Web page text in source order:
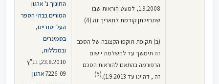
1.9.2008, למעט הוראות שבו
שתחילתן קודמת לתאריך זה.(4)
(ב) תקופת תוקפו הקצובה של הסכם
זה תימשך עד להשלמת יישום
הרפורמה בהתאם להוראות הסכם
זה , דהיינו עד 1.9.2013).
(5)
החינוך נ' ארגון
המורים בבתי הספר
העל יסודיים,
בסמינרים
ובמכללות,
23.8.2010; בג"ץ
7226-09ארגון